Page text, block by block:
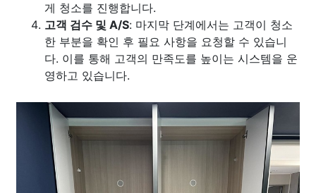
게 청소를 진행합니다.
고객 검수 및 A/S: 마지막 단계에서는 고객이 청소
한 부분을 확인 후 필요 사항을 요청할 수 있습니
다. 이를 통해 고객의 만족도를 높이는 시스템을 운
영하고 있습니다.